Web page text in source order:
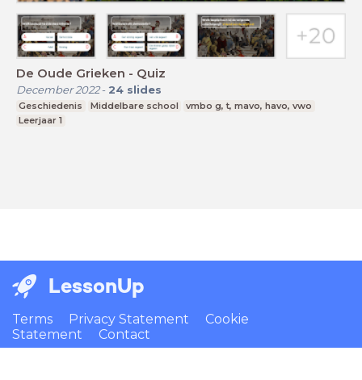
De Oude Grieken - Quiz
December 2022- 24 slides
Geschiedenis Middelbare school
vmbo g, t, mavo, havo, vwo
Leerjaar 1
LessonUp
Terms Privacy Statement
Cookie
Statement
Contact